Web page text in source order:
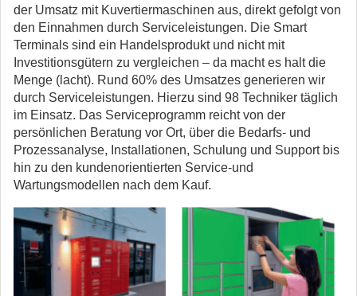
der Umsatz mit Kuvertiermaschinen aus, direkt gefolgt von
den Einnahmen durch Serviceleistungen. Die Smart
Terminals sind ein Handelsprodukt und nicht mit
Investitionsgütern zu vergleichen – da macht es halt die
Menge (lacht). Rund 60% des Umsatzes generieren wir
durch Serviceleistungen. Hierzu sind 98 Techniker täglich
im Einsatz. Das Serviceprogramm reicht von der
persönlichen Beratung vor Ort, über die Bedarfs- und
Prozessanalyse, Installationen, Schulung und Support bis
hin zu den kundenorientierten Service-und
Wartungsmodellen nach dem Kauf.